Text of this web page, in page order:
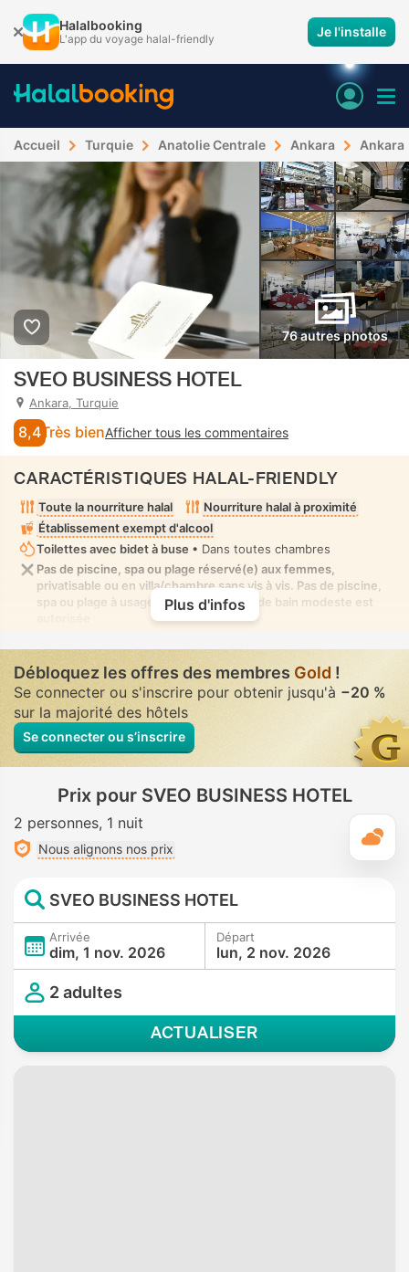
Halalbooking
L'app du voyage halal-friendly Je l'installe
Accueil Turquie Anatolie Centrale Ankara Ankara
76 autres photos
SVEO BUSINESS HOTEL
Ankara, Turquie
8,4 Très bienAfficher tous les commentaires
CARACTÉRISTIQUES HALAL-FRIENDLY
Toute la nourriture halal
Nourriture halal à proximité
Établissement exempt d'alcool
Toilettes avec bidet à buse • Dans toutes chambres
Pas de piscine, spa ou plage réservé(e) aux femmes,
privatisable ou en villa/chambre sans vis à vis. Pas de piscine,
spa ou plage à usage mixte où la tenue de bain modeste est
Plus d'infos
Débloquez les offres des membres Gold !
Se connecter ou s'inscrire pour obtenir jusqu'à −20 %
sur la majorité des hôtels
Se connecter ou s’inscrire
Prix pour SVEO BUSINESS HOTEL
2 personnes 1 nuit
Nous alignons nos prix
SVEO BUSINESS HOTEL
Arrivée
dim, 1 nov. 2026
Départ
lun, 2 nov. 2026
2 adultes
ACTUALISER